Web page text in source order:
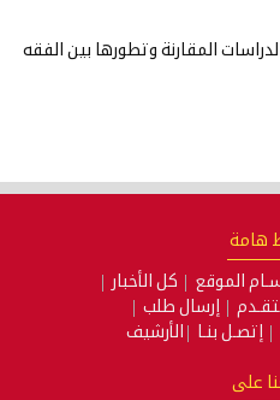
وتطورها بين الفقه
كل الأخبار
طلب
الأرشيف